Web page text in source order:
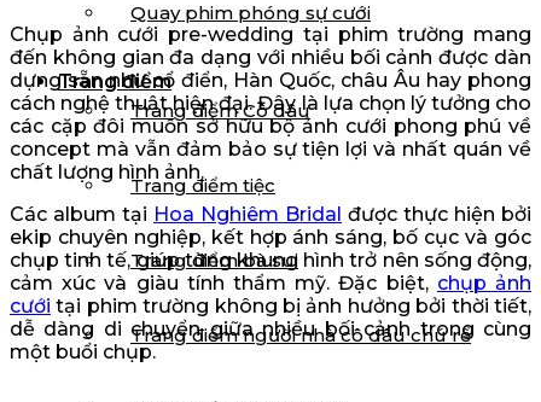
Quay phim phóng sự cưới
Trang điểm
Trang điểm Cô dâu
Trang điểm tiệc
Trang điểm bà sui
Trang điểm người nhà cô dâu chú rể
Chụp ảnh cưới pre-wedding tại phim trường mang
đến không gian đa dạng với nhiều bối cảnh được dàn
dựng sẵn như cổ điển, Hàn Quốc, châu Âu hay phong
cách nghệ thuật hiện đại. Đây là lựa chọn lý tưởng cho
các cặp đôi muốn sở hữu bộ ảnh cưới phong phú về
concept mà vẫn đảm bảo sự tiện lợi và nhất quán về
chất lượng hình ảnh.
Các album tại Hoa Nghiêm Bridal được thực hiện bởi
ekip chuyên nghiệp, kết hợp ánh sáng, bố cục và góc
chụp tinh tế, giúp từng khung hình trở nên sống động,
cảm xúc và giàu tính thẩm mỹ. Đặc biệt, chụp ảnh
cưới tại phim trường không bị ảnh hưởng bởi thời tiết,
dễ dàng di chuyển giữa nhiều bối cảnh trong cùng
một buổi chụp.